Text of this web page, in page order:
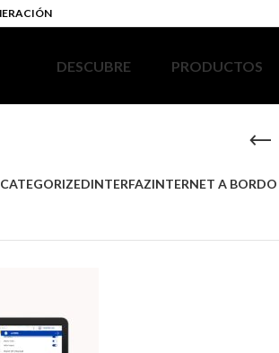
DESCUBRE PRODUCTOS
INTERFAZINTERNET A